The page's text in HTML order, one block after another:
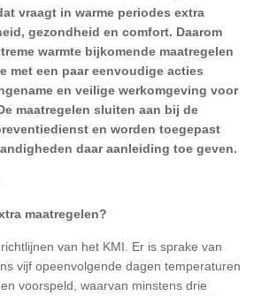
vraagt in warme periodes extra
gezondheid en comfort. Daarom
warmte bijkomende maatregelen
met een paar eenvoudige acties
en veilige werkomgeving voor
maatregelen sluiten aan bij de
en worden toegepast
daar aanleiding toe geven.
maatregelen?
van het KMI. Er is sprake van
vijf opeenvolgende dagen temperaturen
voorspeld, waarvan minstens drie